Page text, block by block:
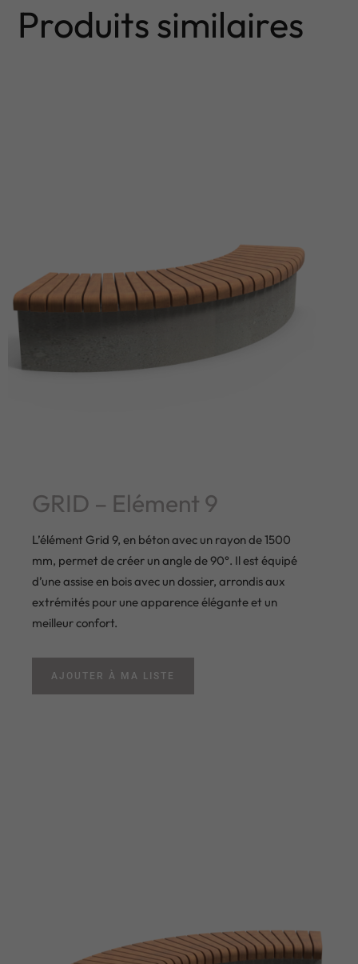
Produits similaires
GRID – Elément 9
L’élément Grid 9, en béton avec un rayon de 1500
mm, permet de créer un angle de 90°. Il est équipé
d’une assise en bois avec un dossier, arrondis aux
extrémités pour une apparence élégante et un
meilleur confort.
AJOUTER À MA LISTE